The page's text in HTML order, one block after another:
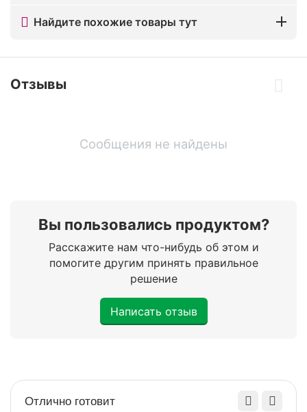
Найдите похожие товары тут
Отзывы
Сообщения не найдены
Вы пользовались продуктом?
Расскажите нам что-нибудь об этом и
помогите другим принять правильное
решение
Написать отзыв
Отлично готовит